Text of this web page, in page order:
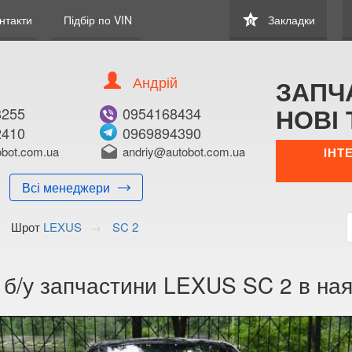
Підбір по VIN star
0 Закладки
Всі менеджери
Андрій
0954168434
0969894390
drafts andriy@autobot.com.ua
НОВІ
Шрот LEXUS
SC 2
у запчастини LEXUS SC 2 в